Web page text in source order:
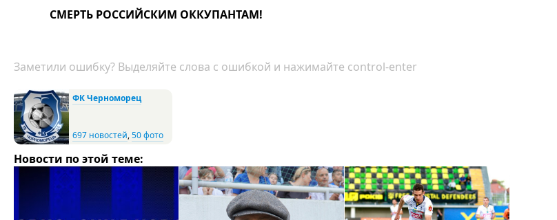
СМЕРТЬ РОССИЙСКИМ ОККУПАНТАМ!
Заметили ошибку? Выделяйте слова с ошибкой и нажимайте control-enter
ФК Черноморец
697 новостей,50 фото
Новости по этой теме: